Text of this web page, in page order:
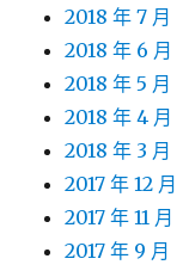
2018 年 7 月
2018 年 6 月
2018 年 5 月
2018 年 4 月
2018 年 3 月
2017 年 12 月
2017 年 11 月
2017 年 9 月